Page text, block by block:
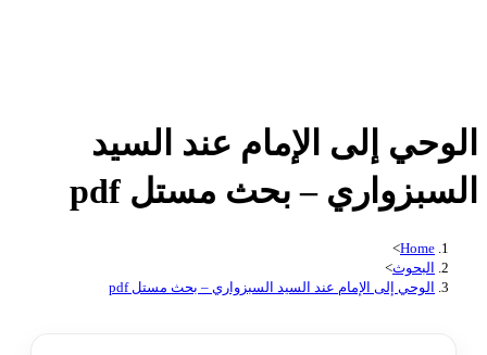
الوحي إلى الإمام عند السيد
السبزواري – بحث مستل pdf
Home
>
البحوث>
الوحي إلى الإمام عند السيد السبزواري – بحث مستل pdf